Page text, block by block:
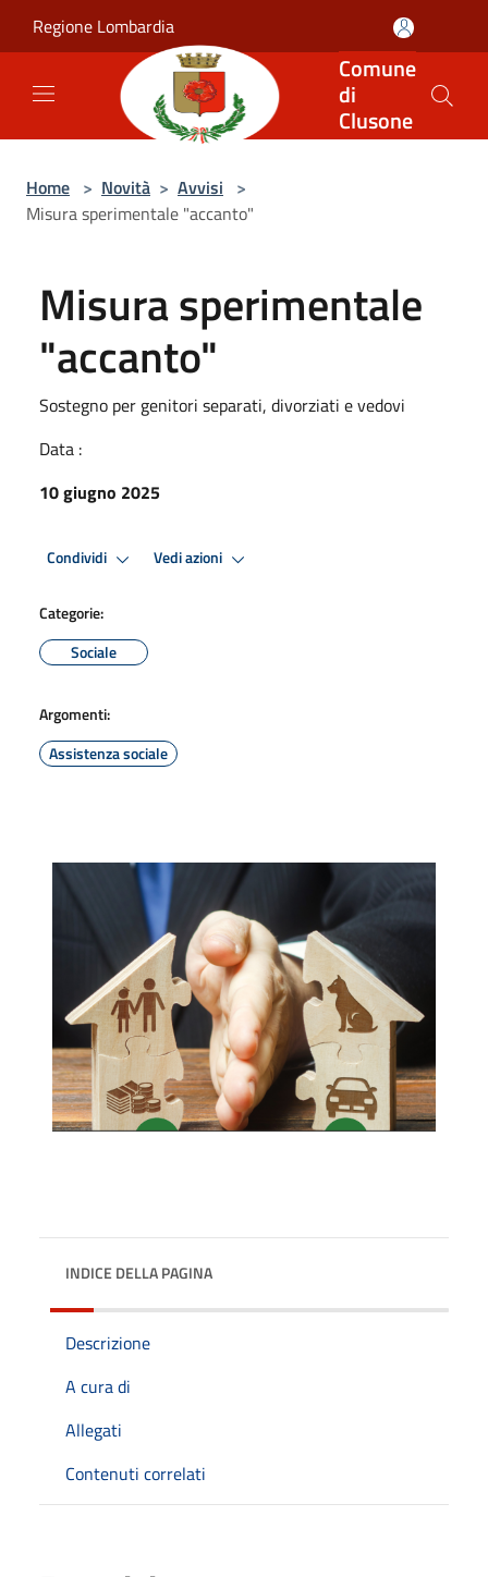
Regione Lombardia
Comune
di
Clusone
Home > Novità > Avvisi >
Misura sperimentale "accanto"
Misura sperimentale
"accanto"
Sostegno per genitori separati, divorziati e vedovi
Data :
10 giugno 2025
Condividi Vedi azioni
Categorie:
Sociale
Argomenti:
Assistenza sociale
INDICE DELLA PAGINA
Descrizione
A cura di
Allegati
Contenuti correlati